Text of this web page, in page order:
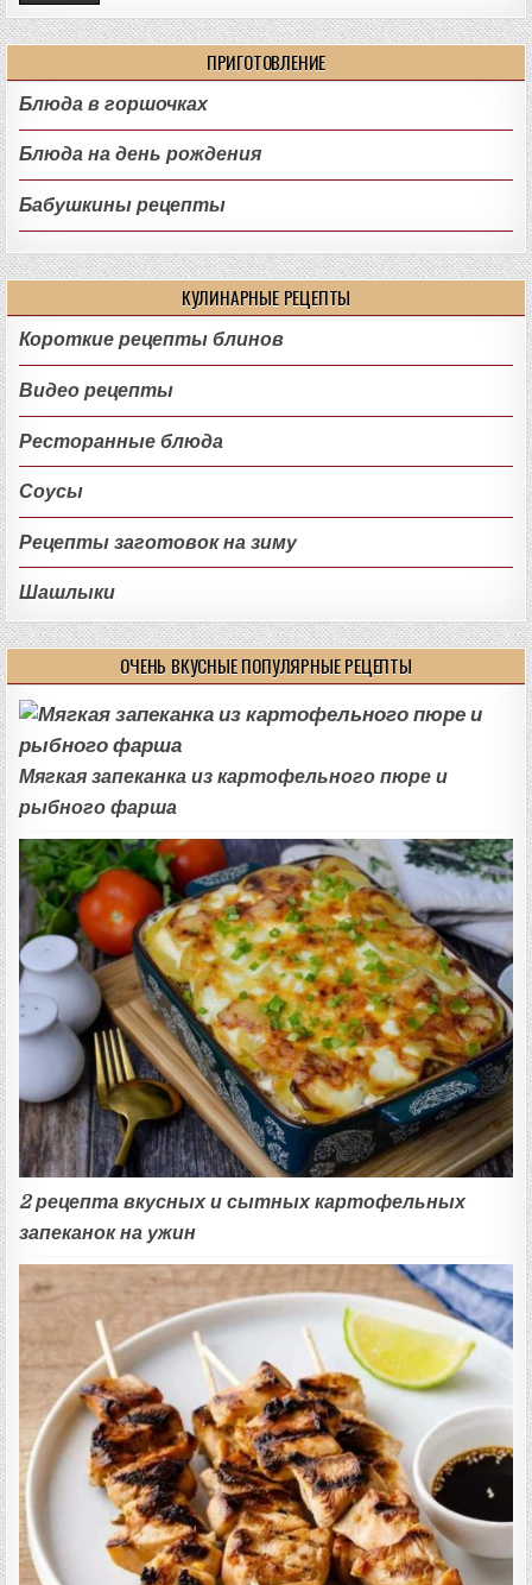
ПРИГОТОВЛЕНИЕ
Блюда в горшочках
Блюда на день рождения
Бабушкины рецепты
КУЛИНАРНЫЕ РЕЦЕПТЫ
Короткие рецепты блинов
Видео рецепты
Ресторанные блюда
Соусы
Рецепты заготовок на зиму
Шашлыки
ОЧЕНЬ ВКУСНЫЕ ПОПУЛЯРНЫЕ РЕЦЕПТЫ
Мягкая запеканка из картофельного пюре и
рыбного фарша
2 рецепта вкусных и сытных картофельных
запеканок на ужин